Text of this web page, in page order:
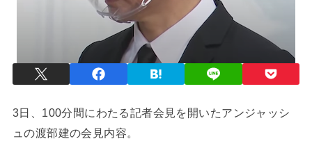
3日、100分間にわたる記者会見を開いたアンジャッシ
ュの渡部建の会見内容。